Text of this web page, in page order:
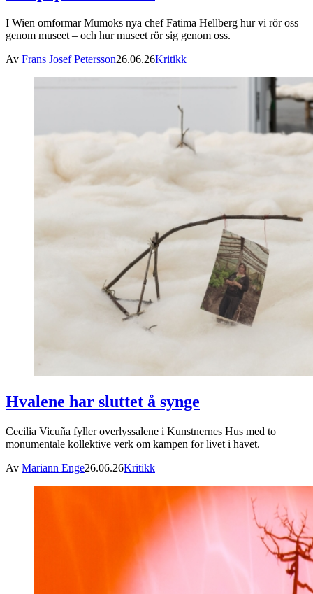
I Wien omformar Mumoks nya chef Fatima Hellberg hur vi rör oss
genom museet – och hur museet rör sig genom oss.
Av Frans Josef Petersson26.06.26Kritikk
Hvalene har sluttet å synge
Cecilia Vicuña fyller overlyssalene i Kunstnernes Hus med to
monumentale kollektive verk om kampen for livet i havet.
Av Mariann Enge26.06.26Kritikk